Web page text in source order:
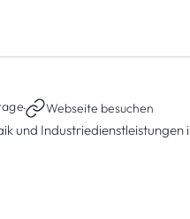
· Webseite besuchen
und Industriedienstleistungen